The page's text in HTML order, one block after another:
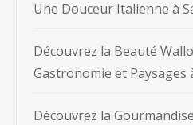
Une Douceur Italienne à
Découvrez la Beauté
Gastronomie et Paysages
Découvrez la